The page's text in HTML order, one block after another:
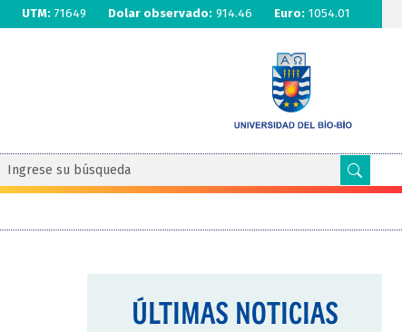
UTM: 71649 Dolar observado: 914.46 Euro: 1054.01
ÚLTIMAS NOTICIAS